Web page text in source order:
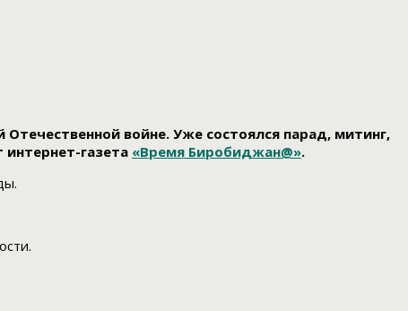
войне. Уже состоялся парад, митинг,
газета «Время Биробиджан@».